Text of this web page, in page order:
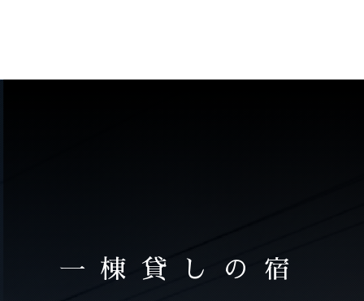
一棟貸しの宿